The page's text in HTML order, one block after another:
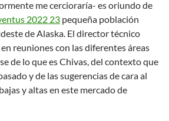
me cercioraría- es oriundo de
2022 23 pequeña población
de Alaska. El director técnico
reuniones con las diferentes áreas
de lo que es Chivas, del contexto que
y de las sugerencias de cara al
y altas en este mercado de